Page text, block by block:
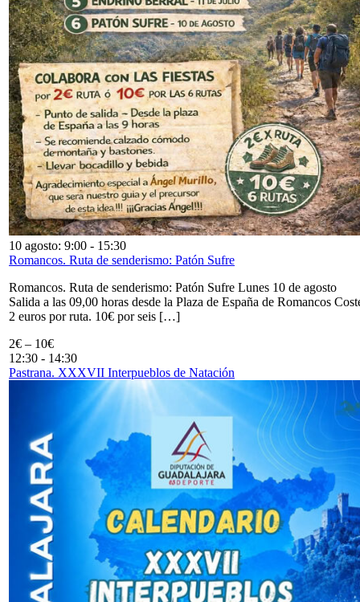
10 agosto: 9:00 - 15:30
Romancos. Ruta de senderismo: Patón Sufre
Romancos. Ruta de senderismo: Patón Sufre Lunes 10 de agosto
Salida a las 09,00 horas desde la Plaza de España de Romancos
2 euros por ruta. 10€ por seis […]
2€ – 10€
12:30 - 14:30
Pastrana. XXXVII Interpueblos de Natación